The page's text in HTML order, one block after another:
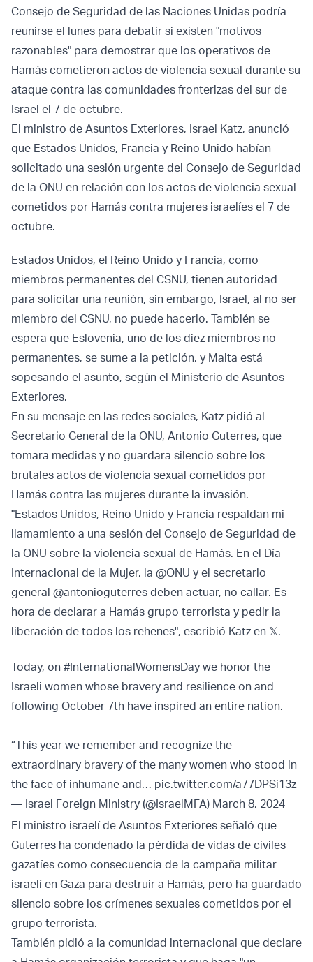
Consejo de Seguridad de las Naciones Unidas podría
reunirse el lunes para debatir si existen "motivos
razonables" para demostrar que los operativos de
Hamás cometieron actos de violencia sexual durante su
ataque contra las comunidades fronterizas del sur de
Israel el 7 de octubre.
El ministro de Asuntos Exteriores, Israel Katz, anunció
que Estados Unidos, Francia y Reino Unido habían
solicitado una sesión urgente del Consejo de Seguridad
de la ONU en relación con los actos de violencia sexual
cometidos por Hamás contra mujeres israelíes el 7 de
octubre.
Estados Unidos, el Reino Unido y Francia, como
miembros permanentes del CSNU, tienen autoridad
para solicitar una reunión, sin embargo, Israel, al no ser
miembro del CSNU, no puede hacerlo. También se
espera que Eslovenia, uno de los diez miembros no
permanentes, se sume a la petición, y Malta está
sopesando el asunto, según el Ministerio de Asuntos
Exteriores.
En su mensaje en las redes sociales, Katz pidió al
Secretario General de la ONU, Antonio Guterres, que
tomara medidas y no guardara silencio sobre los
brutales actos de violencia sexual cometidos por
Hamás contra las mujeres durante la invasión.
"Estados Unidos, Reino Unido y Francia respaldan mi
llamamiento a una sesión del Consejo de Seguridad de
la ONU sobre la violencia sexual de Hamás. En el Día
Internacional de la Mujer, la @ONU y el secretario
general @antonioguterres deben actuar, no callar. Es
hora de declarar a Hamás grupo terrorista y pedir la
liberación de todos los rehenes", escribió Katz en 𝕏.
Today, on #InternationalWomensDay we honor the
Israeli women whose bravery and resilience on and
following October 7th have inspired an entire nation.
“This year we remember and recognize the
extraordinary bravery of the many women who stood in
the face of inhumane and… pic.twitter.com/a77DPSi13z
— Israel Foreign Ministry (@IsraelMFA) March 8, 2024
El ministro israelí de Asuntos Exteriores señaló que
Guterres ha condenado la pérdida de vidas de civiles
gazatíes como consecuencia de la campaña militar
israelí en Gaza para destruir a Hamás, pero ha guardado
silencio sobre los crímenes sexuales cometidos por el
grupo terrorista.
También pidió a la comunidad internacional que declare